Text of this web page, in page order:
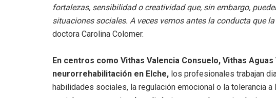
fortalezas, sensibilidad o creatividad que, sin embargo,
situaciones sociales. A veces vemos antes la conducta que
doctora Carolina Colomer.
En centros como Vithas Valencia Consuelo, Vithas
neurorrehabilitación en Elche, los profesionales trabajan
habilidades sociales, la regulación emocional o la tolerancia